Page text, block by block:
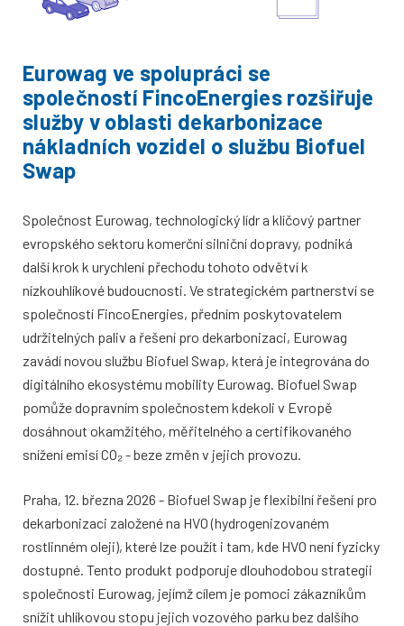
Eurowag ve spolupráci se
společností FincoEnergies rozšiřuje
služby v oblasti dekarbonizace
nákladních vozidel o službu Biofuel
Swap
Společnost Eurowag, technologický lídr a klíčový partner
evropského sektoru komerční silniční dopravy, podniká
další krok k urychlení přechodu tohoto odvětví k
nízkouhlíkové budoucnosti. Ve strategickém partnerství se
společností FincoEnergies, předním poskytovatelem
udržitelných paliv a řešení pro dekarbonizaci, Eurowag
zavádí novou službu Biofuel Swap, která je integrována do
digitálního ekosystému mobility Eurowag. Biofuel Swap
pomůže dopravním společnostem kdekoli v Evropě
dosáhnout okamžitého, měřitelného a certifikovaného
snížení emisí CO₂ - beze změn v jejich provozu.
Praha, 12. března 2026 - Biofuel Swap je flexibilní řešení pro
dekarbonizaci založené na HVO (hydrogenizovaném
rostlinném oleji), které lze použít i tam, kde HVO není fyzicky
dostupné. Tento produkt podporuje dlouhodobou strategii
společnosti Eurowag, jejímž cílem je pomoci zákazníkům
snížit uhlíkovou stopu jejich vozového parku bez dalšího